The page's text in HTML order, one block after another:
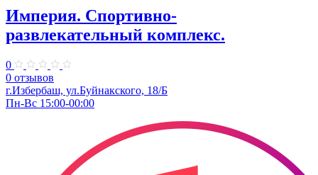
Империя. Спортивно-
развлекательный комплекс.
0
0 отзывов
г.Избербаш, ул.Буйнакского, 18/Б
Пн-Вс 15:00-00:00